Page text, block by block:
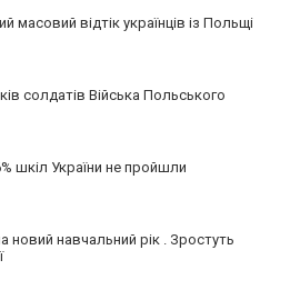
відтік українців із Польщі
солдатів Війська Польського
шкіл України не пройшли
новий навчальний рік . Зростуть